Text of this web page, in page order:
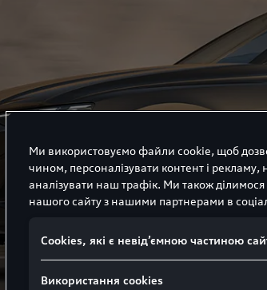
Ми використовуємо файли cookie, щоб
чином, персоналізувати контент і рекламу,
аналізувати наш трафік. Ми також
нашого сайту з нашими партнерами в
Сookies, які є невід’ємною частиною
Використання cookies